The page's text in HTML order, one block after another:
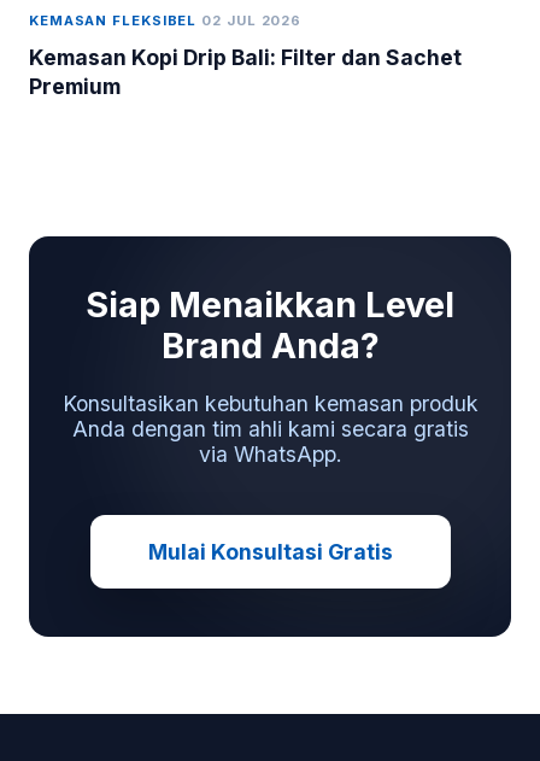
KEMASAN FLEKSIBEL 02 JUL 2026
Kemasan Kopi Drip Bali: Filter dan Sachet
Premium
Siap Menaikkan Level
Brand Anda?
Konsultasikan kebutuhan kemasan produk
Anda dengan tim ahli kami secara gratis
via WhatsApp.
Mulai Konsultasi Gratis